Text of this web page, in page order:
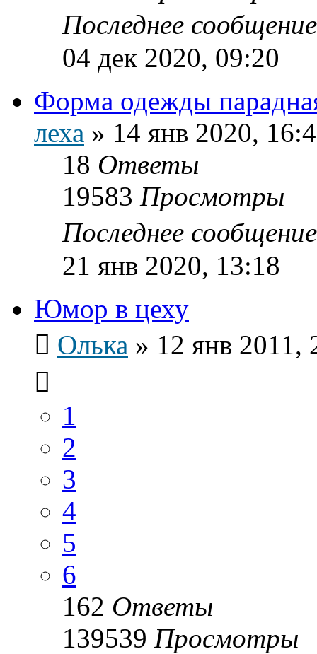
Последнее
04 дек 2020, 09:20
Форма одежды
леха » 14 янв 2020,
18 Ответы
19583 Просмотры
Последнее
21 янв 2020, 13:18
Юмор в цеху
Олька » 12 янв 2011,
1
2
3
4
5
6
162 Ответы
139539 Просмотры